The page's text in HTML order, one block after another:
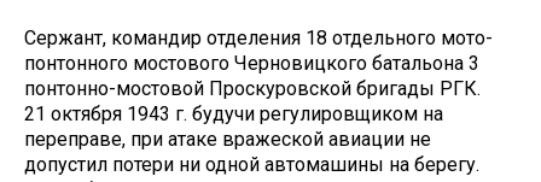
Сержант, командир отделения 18 отдельного мото-
понтонного мостового Черновицкого батальона 3
понтонно-мостовой Проскуровской бригады РГК.
21 октября 1943 г. будучи регулировщиком на
переправе, при атаке вражеской авиации не
допустил потери ни одной автомашины на берегу.